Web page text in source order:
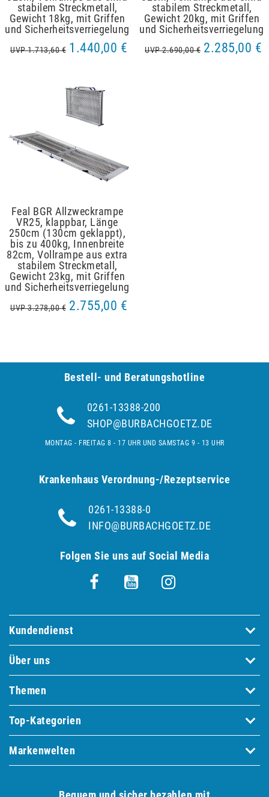
stabilem Streckmetall,
Gewicht 18kg, mit Griffen
und Sicherheitsverriegelung
UVP 1.713,60 € 1.440,00 €
stabilem Streckmetall,
Gewicht 20kg, mit Griffen
und Sicherheitsverriegelung
UVP 2.690,00 € 2.285,00 €
Feal BGR Allzweckrampe
VR25, klappbar, Länge
250cm (130cm geklappt),
bis zu 400kg, Innenbreite
82cm, Vollrampe aus extra
stabilem Streckmetall,
Gewicht 23kg, mit Griffen
und Sicherheitsverriegelung
UVP 3.278,00 € 2.755,00 €
Bestell- und Be­ra­tungs­hot­line
0261-13388-200
SHOP@BURBACHGOETZ.DE
MONTAG - FREITAG 8 - 17 UHR UND SAMSTAG 9 - 13 UHR
Krankenhaus Verordnung-/Rezeptservice
0261-13388-0
INFO@BURBACHGOETZ.DE
Folgen Sie uns auf Social Media
Kundendienst
Über uns
Themen
Top-Kategorien
Markenwelten